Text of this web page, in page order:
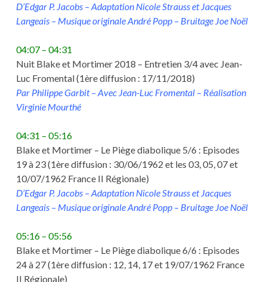
D’Edgar P. Jacobs – Adaptation Nicole Strauss et Jacques
Langeais – Musique originale André Popp – Bruitage Joe Noël
04:07 – 04:31
Nuit Blake et Mortimer 2018 – Entretien 3/4 avec Jean-
Luc Fromental (1ère diffusion : 17/11/2018)
Par Philippe Garbit – Avec Jean-Luc Fromental – Réalisation
Virginie Mourthé
04:31 – 05:16
Blake et Mortimer – Le Piège diabolique 5/6 : Episodes
19 à 23 (1ère diffusion : 30/06/1962 et les 03, 05, 07 et
10/07/1962 France II Régionale)
D’Edgar P. Jacobs – Adaptation Nicole Strauss et Jacques
Langeais – Musique originale André Popp – Bruitage Joe Noël
05:16 – 05:56
Blake et Mortimer – Le Piège diabolique 6/6 : Episodes
24 à 27 (1ère diffusion : 12, 14, 17 et 19/07/1962 France
II Régionale)